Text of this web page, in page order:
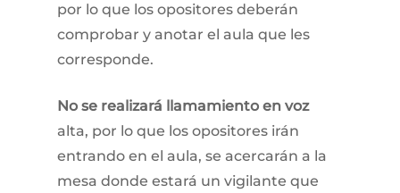
por lo que los opositores deberán
comprobar y anotar el aula que les
corresponde.
No se realizará llamamiento en voz
alta, por lo que los opositores irán
entrando en el aula, se acercarán a la
mesa donde estará un vigilante que